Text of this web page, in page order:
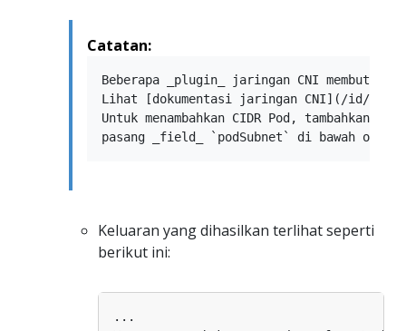
Catatan:
Beberapa _plugin_ jaringan CNI
Lihat [dokumentasi jaringan CNI](/id/docs/
Untuk menambahkan CIDR Pod,
Keluaran yang dihasilkan terlihat seperti
berikut ini: